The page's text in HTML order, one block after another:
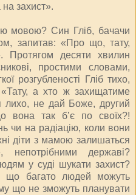
захист».
мовою? Син Гліб, бачачи
запитав: «Про що, тату,
Протягом десяти хвилин
простими словами,
розгубленості Гліб тихо,
а хто ж захищатиме
лихо, не дай Боже, другий
вона так б’є по своїх?!
чи на радіацію, коли вони
діти з мамою залишаться
непотрібними державі?
у суді шукати захист?
багато людей можуть
що не зможуть планувати